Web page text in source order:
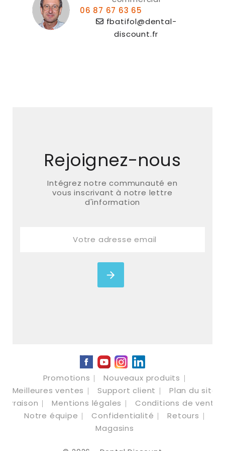
06 87 67 63 65
fbatifol@dental-
discount.fr
Rejoignez-nous
Intégrez notre communauté en
vous inscrivant à notre lettre
d'information
Facebook
YouTubeInstagram
Promotions
Nouveaux produits
Meilleures ventes
Support client
Plan du site
Livraison
Mentions légales
Conditions de vente
Notre équipe
Confidentialité
Retours
Magasins